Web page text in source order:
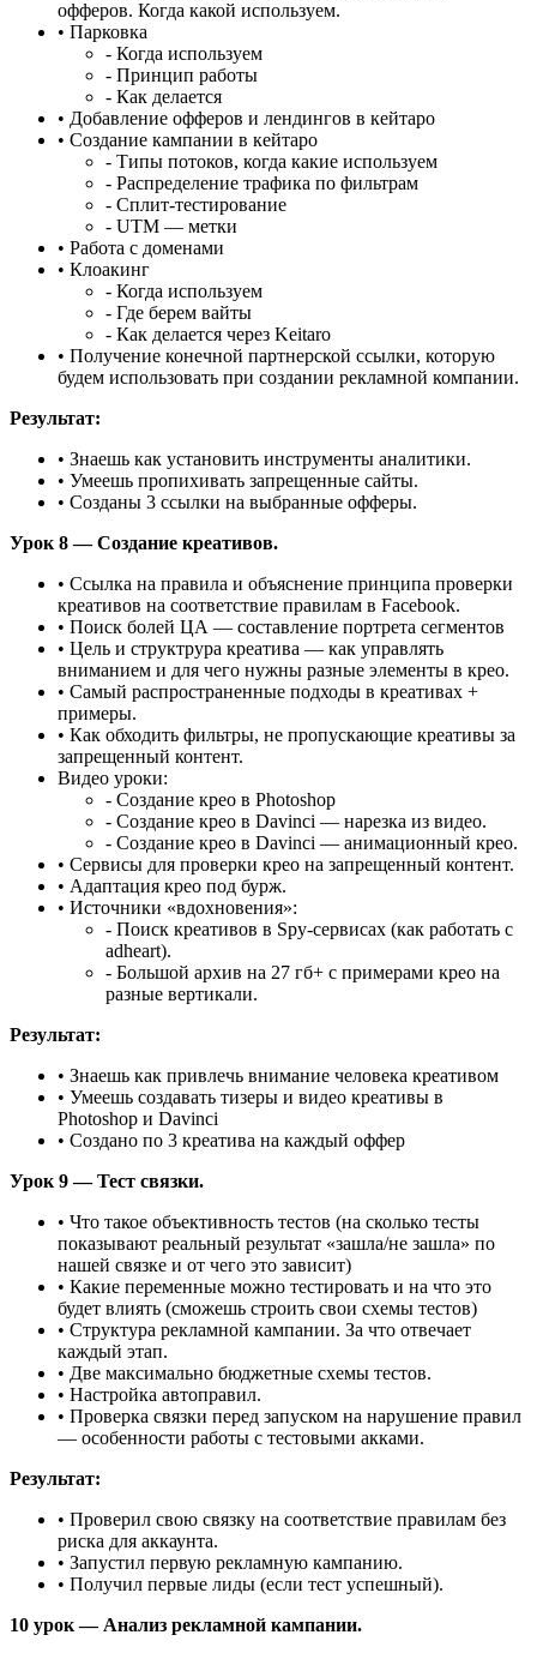
офферов. Когда какой используем.
• Парковка
- Когда используем
- Принцип работы
- Как делается
• Добавление офферов и лендингов в кейтаро
• Создание кампании в кейтаро
- Типы потоков, когда какие используем
- Распределение трафика по фильтрам
- Сплит-тестирование
- UTM — метки
• Работа с доменами
• Клоакинг
- Когда используем
- Где берем вайты
- Как делается через Keitaro
• Получение конечной партнерской ссылки, которую
будем использовать при создании рекламной компании.
Результат:
• Знаешь как установить инструменты аналитики.
• Умеешь пропихивать запрещенные сайты.
• Созданы 3 ссылки на выбранные офферы.
Урок 8 — Создание креативов.
• Ссылка на правила и объяснение принципа проверки
креативов на соответствие правилам в Facebook.
• Поиск болей ЦА — составление портрета сегментов
• Цель и структрура креатива — как управлять
вниманием и для чего нужны разные элементы в крео.
• Самый распространенные подходы в креативах +
примеры.
• Как обходить фильтры, не пропускающие креативы за
запрещенный контент.
Видео уроки:
- Создание крео в Photoshop
- Создание крео в Davinci — нарезка из видео.
- Создание крео в Davinci — анимационный крео.
• Сервисы для проверки крео на запрещенный контент.
• Адаптация крео под бурж.
• Источники «вдохновения»:
- Поиск креативов в Spy-сервисах (как работать с
adheart).
- Большой архив на 27 гб+ с примерами крео на
разные вертикали.
Результат:
• Знаешь как привлечь внимание человека креативом
• Умеешь создавать тизеры и видео креативы в
Photoshop и Davinci
• Создано по 3 креатива на каждый оффер
Урок 9 — Тест связки.
• Что такое объективность тестов (на сколько тесты
показывают реальный результат «зашла/не зашла» по
нашей связке и от чего это зависит)
• Какие переменные можно тестировать и на что это
будет влиять (сможешь строить свои схемы тестов)
• Структура рекламной кампании. За что отвечает
каждый этап.
• Две максимально бюджетные схемы тестов.
• Настройка автоправил.
• Проверка связки перед запуском на нарушение правил
— особенности работы с тестовыми акками.
Результат:
• Проверил свою связку на соответствие правилам без
риска для аккаунта.
• Запустил первую рекламную кампанию.
• Получил первые лиды (если тест успешный).
10 урок — Анализ рекламной кампании.